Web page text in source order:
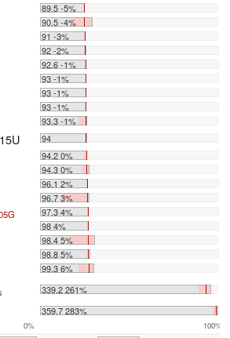
89.5 -5%
90.5 -4%
91 -3%
92 -2%
92.6 -1%
93 -1%
93 -1%
93 -1%
93.3 -1%
94
94.2 0%
94.3 0%
96.1 2%
96.7 3%
97.3 4%
98 4%
98.4 5%
98.8 5%
99.3 6%
339.2 261%
359.7 283%
0% 100%